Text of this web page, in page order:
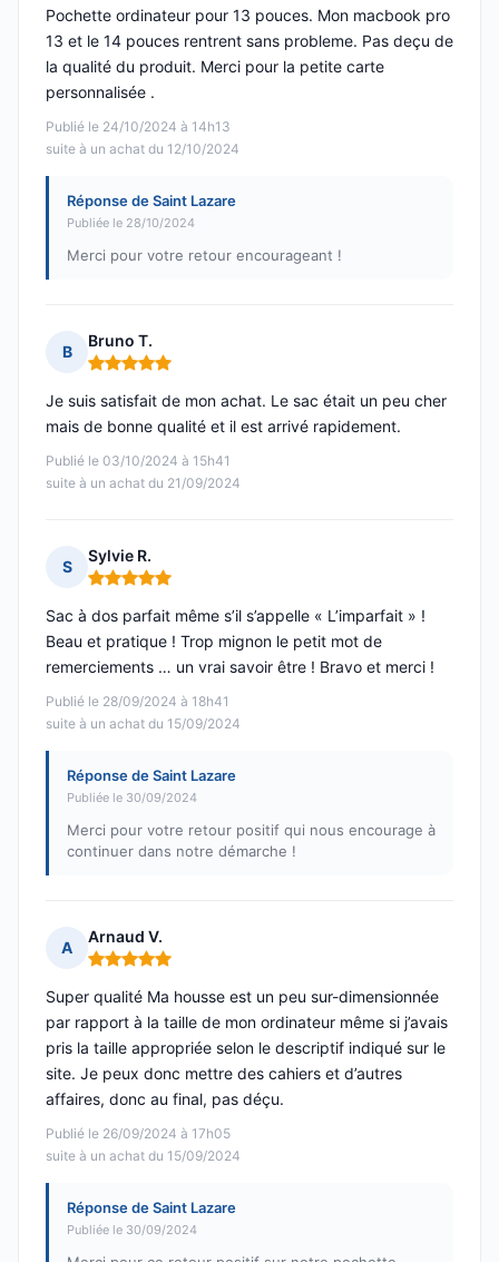
Publié le 24/10/2024 à 14h13
suite à un achat du 12/10/2024
Pochette ordinateur pour 13 pouces. Mon macbook pro
13 et le 14 pouces rentrent sans probleme. Pas deçu de
la qualité du produit. Merci pour la petite carte
personnalisée .
Réponse de Saint Lazare
Publiée le 28/10/2024
Merci pour votre retour encourageant !
B
Bruno T.
Note : 5 sur 5
Publié le 03/10/2024 à 15h41
suite à un achat du 21/09/2024
Je suis satisfait de mon achat. Le sac était un peu cher
mais de bonne qualité et il est arrivé rapidement.
S
Sylvie R.
Note : 5 sur 5
Publié le 28/09/2024 à 18h41
suite à un achat du 15/09/2024
Sac à dos parfait même s’il s’appelle « L’imparfait » !
Beau et pratique ! Trop mignon le petit mot de
remerciements … un vrai savoir être ! Bravo et merci !
Réponse de Saint Lazare
Publiée le 30/09/2024
Merci pour votre retour positif qui nous encourage à
continuer dans notre démarche !
A
Arnaud V.
Note : 5 sur 5
Publié le 26/09/2024 à 17h05
suite à un achat du 15/09/2024
Super qualité Ma housse est un peu sur-dimensionnée
par rapport à la taille de mon ordinateur même si j’avais
pris la taille appropriée selon le descriptif indiqué sur le
site. Je peux donc mettre des cahiers et d’autres
affaires, donc au final, pas déçu.
Réponse de Saint Lazare
Publiée le 30/09/2024